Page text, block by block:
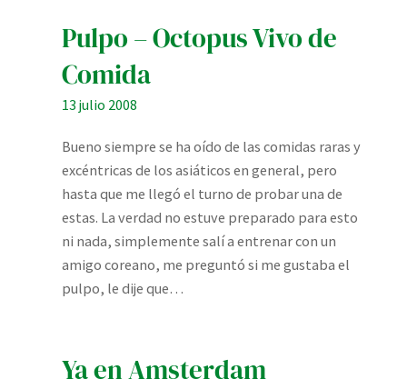
Pulpo – Octopus Vivo de
Comida
13 julio 2008
Bueno siempre se ha oído de las comidas raras y
excéntricas de los asiáticos en general, pero
hasta que me llegó el turno de probar una de
estas. La verdad no estuve preparado para esto
ni nada, simplemente salí a entrenar con un
amigo coreano, me preguntó si me gustaba el
pulpo, le dije que…
Ya en Amsterdam